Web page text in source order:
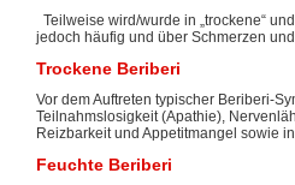
Teilweise wird/wurde in „trockene“
jedoch häufig und über Schmerzen
Trockene Beriberi
Vor dem Auftreten typischer Beriberi-
Teilnahmslosigkeit (Apathie),
Reizbarkeit und Appetitmangel sowie
Feuchte Beriberi